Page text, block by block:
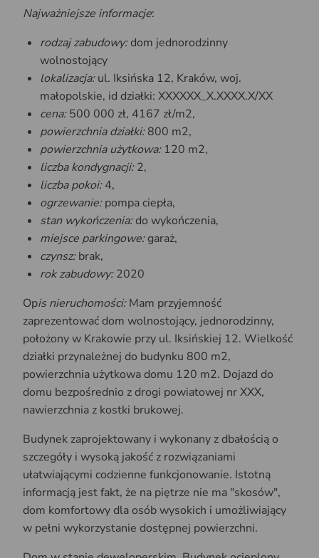
Najważniejsze informacje:
rodzaj zabudowy:dom jednorodzinny
wolnostojący
lokalizacja:ul. Iksińska 12, Kraków, woj.
małopolskie, id działki: XXXXXX_X.XXXX.X/XX
cena:500 000 zł, 4167 zł/m2,
powierzchnia działki:800 m2,
powierzchnia użytkowa: 120 m2,
liczba kondygnacji:2,
liczba pokoi:4,
ogrzewanie:pompa ciepła,
stan wykończenia:do wykończenia,
miejsce parkingowe:garaż,
czynsz:brak,
rok zabudowy:2020
Opis nieruchomości:Mam przyjemność
zaprezentować dom wolnostojący, jednorodzinny,
położony w Krakowie przy ul. Iksińskiej 12. Wielkość
działki przynależnej do budynku 800 m2,
powierzchnia użytkowa domu 120 m2. Dojazd do
domu bezpośrednio z drogi powiatowej nr XXX,
nawierzchnia z kostki brukowej.
Budynek zaprojektowany i wykonany z dbałością o
szczegóły i wysoką jakość z rozwiązaniami
ułatwiającymi codzienne funkcjonowanie. Istotną
informacją jest fakt, że na piętrze nie ma "skosów",
dom komfortowy dla osób wysokich i umożliwiający
w pełni wykorzystanie dostępnej powierzchni.